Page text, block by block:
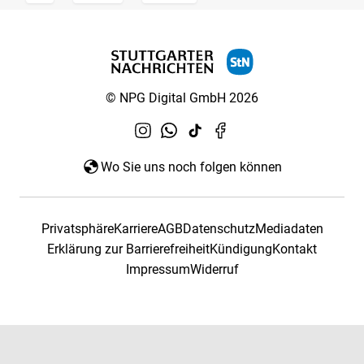
© NPG Digital GmbH 2026
Wo Sie uns noch folgen können
PrivatsphäreKarriereAGBDatenschutzMediadaten
Erklärung zur BarrierefreiheitKündigungKontakt
ImpressumWiderruf